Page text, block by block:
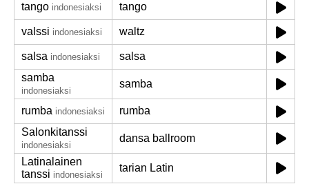
tango indonesiaksi tango
valssi indonesiaksi waltz
salsa indonesiaksi
salsa
samba
indonesiaksi
samba
rumba indonesiaksi
rumba
Salonkitanssi
indonesiaksi
dansa ballroom
Latinalainen
tanssi indonesiaksi
tarian Latin